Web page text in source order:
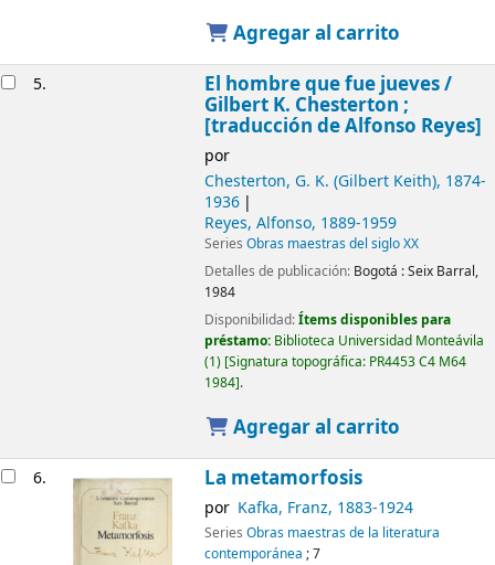
Agregar al carrito
5. El hombre que fue jueves /
Gilbert K. Chesterton ;
[traducción de Alfonso Reyes]
por
Chesterton, G. K. (Gilbert Keith), 1874-
1936
Reyes, Alfonso, 1889-1959
Series Obras maestras del siglo XX
Detalles de publicación: Bogotá :Seix Barral,
1984
Disponibilidad:Ítems disponibles para
préstamo: Biblioteca Universidad Monteávila
(1) Signatura topográfica: PR4453 C4 M64
1984 .
Agregar al carrito
6. La metamorfosis
por Kafka, Franz, 1883-1924
Series Obras maestras de la literatura
contemporánea ; 7